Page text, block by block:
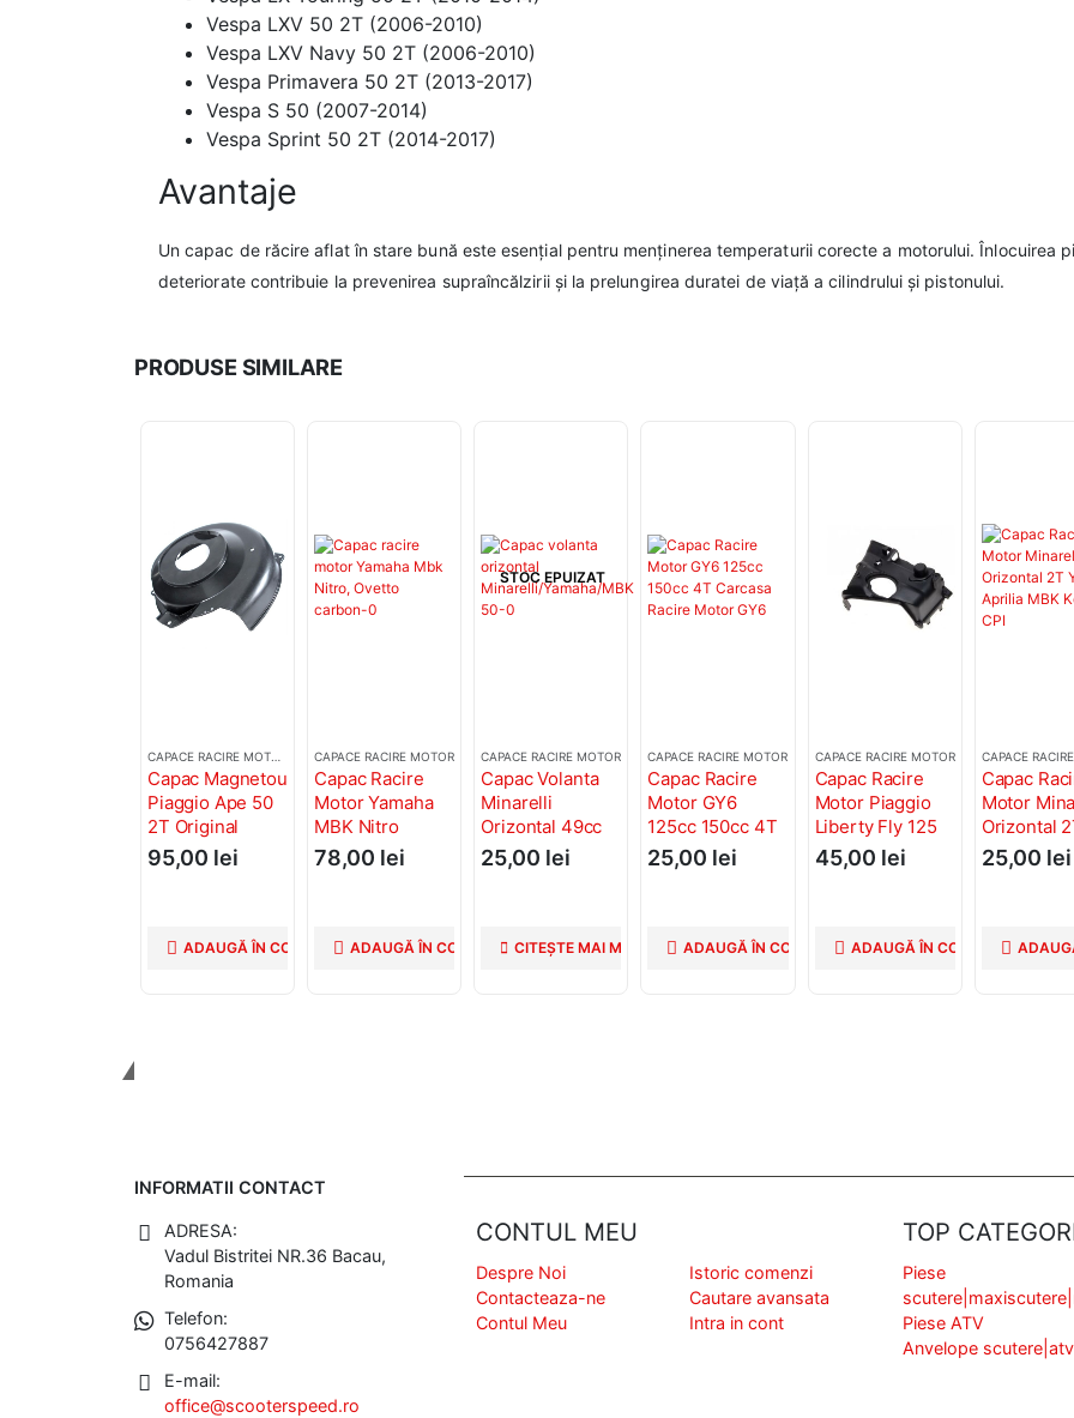
Vespa LXV 50 2T (2006-2010)
Vespa LXV Navy 50 2T (2006-2010)
Vespa Primavera 50 2T (2013-2017)
Vespa S 50 (2007-2014)
Vespa Sprint 50 2T (2014-2017)
Avantaje
Un capac de răcire aflat în stare bună este esențial pentru menținerea temperaturii corecte a motorului. Înlocuirea
deteriorate contribuie la prevenirea supraîncălzirii și la prelungirea duratei de viață a cilindrului și pistonului.
PRODUSE SIMILARE
MAGNETOURI / VOLANTE / STATOARE
Capac Magnetou
Piaggio Ape 50
2T Original
Piaggio 2009-
2022
95,00 lei
ADAUGĂ ÎN COȘ
CAPACE RACIRE MOTOR
Capac Racire
Motor Yamaha
MBK Nitro
Ovetto 50cc 2T
Carbon Minarelli
78,00 lei
ADAUGĂ ÎN COȘ
STOC EPUIZAT
CAPACE RACIRE MOTOR
Capac Volanta
Minarelli
Orizontal 49cc
2T Yamaha MBK
Carcasa Racire
25,00 lei
CITEȘTE MAI MULT
CAPACE RACIRE MOTOR
Capac Racire
Motor GY6
125cc 150cc 4T
Carcasa Racire
Motor GY6
25,00 lei
ADAUGĂ ÎN COȘ
CAPACE RACIRE MOTOR
Capac Racire
Motor Piaggio
Liberty Fly 125
4T Capac
Ventilator Racire
45,00 lei
ADAUGĂ ÎN COȘ
CAPACE
Capac
Motor
Orizontal
Yamaha
MBK
25,00 lei
INFORMATII CONTACT
ADRESA:
Vadul Bistritei NR.36 Bacau,
Romania
Telefon:
0756427887
E-mail:
office@scooterspeed.ro
CONTUL MEU
Despre Noi
Contacteaza-ne
Contul Meu
Istoric comenzi
Cautare avansata
Intra in cont
TOP
Piese
Piese ATV
Anvelope